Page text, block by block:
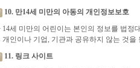
10. 만14세 미만의 아동의 개인정보보호
14세 미만의 어린이는 본인의 정보를 법
개인이나 기업, 기관과 공유하지 않는 것을
11. 링크 사이트